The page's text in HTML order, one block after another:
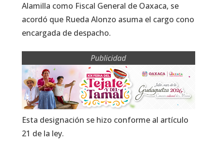
Alamilla como Fiscal General de Oaxaca, se
acordó que Rueda Alonzo asuma el cargo cono
encargada de despacho.
Publicidad
Esta designación se hizo conforme al artículo
21 de la ley.